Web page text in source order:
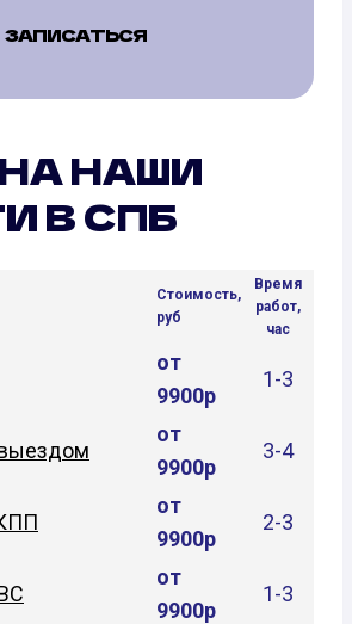
ЗАПИСАТЬСЯ
НАШИ
В СПБ
Стоимость,
руб
Время
работ,
час
от
9900р
1-3
от
9900р
3-4
от
9900р
2-3
от
9900р
1-3